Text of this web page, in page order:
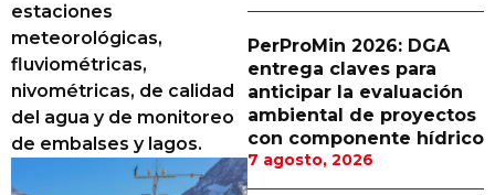
Calendario de Eventos
Revistas Digital
Siguenos
estaciones
meteorológicas,
fluviométricas,
nivométricas, de calidad
del agua y de monitoreo
de embalses y lagos.
PerProMin 2026: DGA
entrega claves para
anticipar la evaluación
ambiental de proyectos
con componente hídrico
7 agosto, 2026